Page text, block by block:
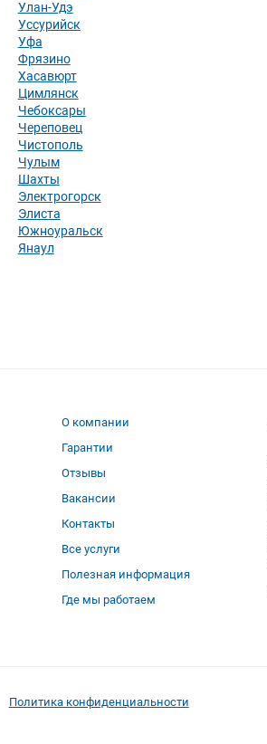
Улан-Удэ
Уссурийск
Уфа
Фрязино
Хасавюрт
Цимлянск
Чебоксары
Череповец
Чистополь
Чулым
Шахты
Электрогорск
Элиста
Южноуральск
Янаул
О компании
Гарантии
Отзывы
Вакансии
Контакты
Все услуги
Полезная информация
Где мы работаем
Политика конфиденциальности